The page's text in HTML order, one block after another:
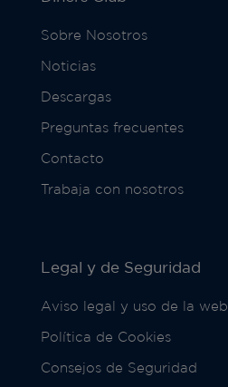
Sobre Nosotros
Noticias
Descargas
Preguntas frecuentes
Contacto
Trabaja con nosotros
Legal y de Seguridad
Aviso legal y uso de la web
Política de Cookies
Consejos de Seguridad